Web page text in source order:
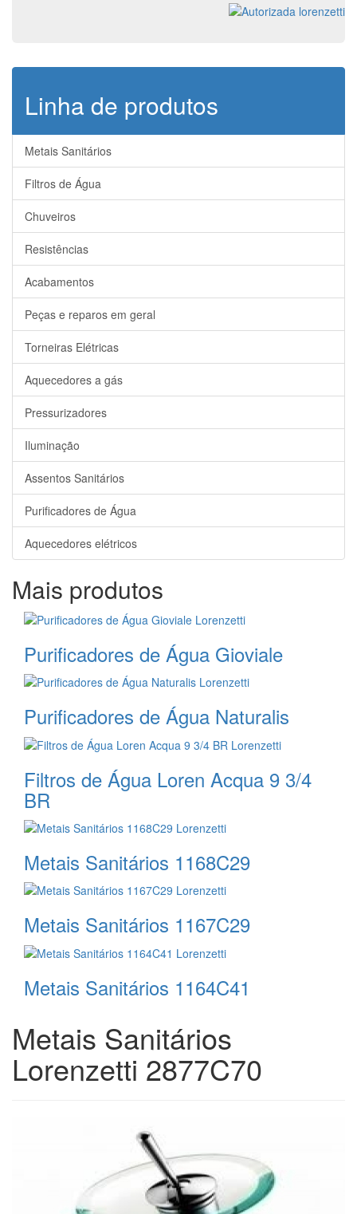
Linha de produtos
Metais Sanitários
Filtros de Água
Chuveiros
Resistências
Acabamentos
Peças e reparos em geral
Torneiras Elétricas
Aquecedores a gás
Pressurizadores
Iluminação
Assentos Sanitários
Purificadores de Água
Aquecedores elétricos
Mais produtos
Purificadores de Água Gioviale
Purificadores de Água Naturalis
Filtros de Água Loren Acqua 9 3/4
BR
Metais Sanitários 1168C29
Metais Sanitários 1167C29
Metais Sanitários 1164C41
Metais Sanitários
Lorenzetti 2877C70